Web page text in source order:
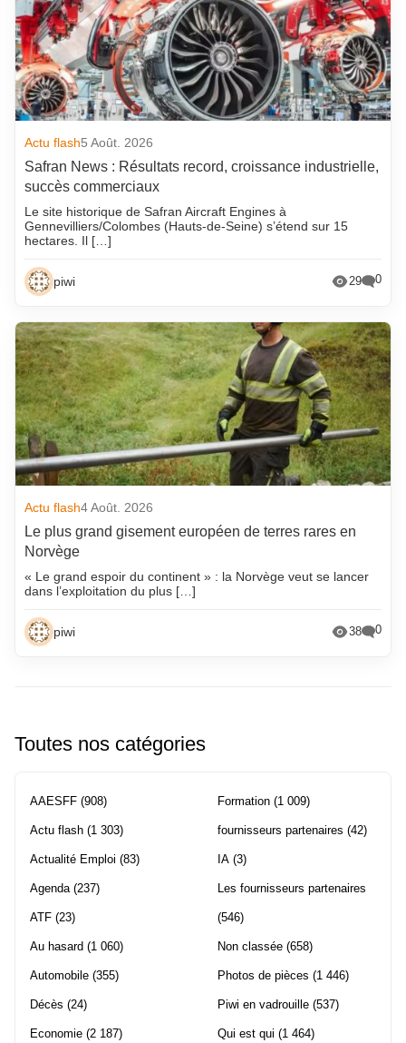
Actu flash5 Août. 2026
Safran News : Résultats record, croissance industrielle,
succès commerciaux
Le site historique de Safran Aircraft Engines à
Gennevilliers/Colombes (Hauts-de-Seine) s’étend sur 15
hectares. Il […]
piwi 29 0
Actu flash4 Août. 2026
Le plus grand gisement européen de terres rares en
Norvège
« Le grand espoir du continent » : la Norvège veut se lancer
dans l’exploitation du plus […]
piwi 38 0
Toutes nos catégories
AAESFF (908)
Actu flash (1 303)
Actualité Emploi (83)
Agenda(237)
ATF (23)
Au hasard (1 060)
Automobile (355)
Décès (24)
Economie (2 187)
Formation (1 009)
fournisseurs partenaires (42)
IA (3)
Les fournisseurs partenaires
(546)
Non classée (658)
Photos de pièces (1 446)
Piwi en vadrouille (537)
Qui est qui (1 464)